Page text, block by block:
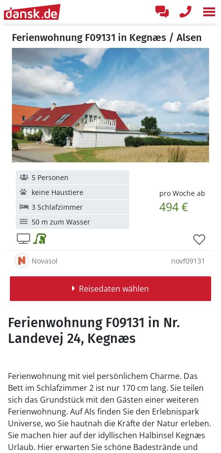
Ferienwohnung F09131 in Kegnæs / Alsen
pro Woche ab
494 €
5 Personen
keine Haustiere
3 Schlafzimmer
50 m zum Wasser
Novasol novf09131
Reisedaten wählen
Ferienwohnung F09131 in Nr.
Landevej 24, Kegnæs
Ferienwohnung mit viel persönlichem Charme. Das
Bett im Schlafzimmer 2 ist nur 170 cm lang. Sie teilen
sich das Grundstück mit den Gästen einer weiteren
Ferienwohnung. Auf Als finden Sie den Erlebnispark
Universe, wo Sie hautnah die Kräfte der Natur erleben.
Sie machen hier auf der idyllischen Halbinsel Kegnæs
Urlaub. Hier erwarten Sie schöne Badestrände und